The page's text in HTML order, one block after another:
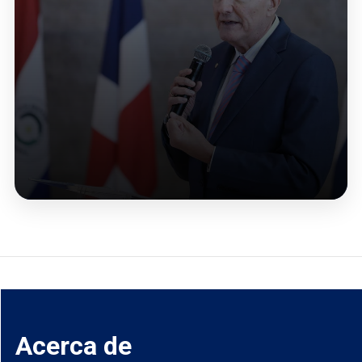
Acerca de